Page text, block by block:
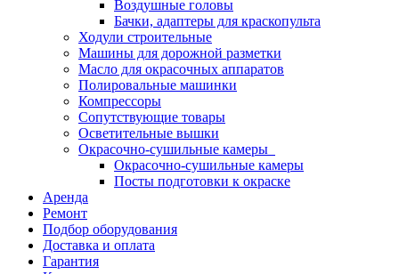
Воздушные головы
Бачки, адаптеры для краскопульта
Ходули строительные
Машины для дорожной разметки
Масло для окрасочных аппаратов
Полировальные машинки
Компрессоры
Сопутствующие товары
Осветительные вышки
Окрасочно-сушильные камеры
Окрасочно-сушильные камеры
Посты подготовки к окраске
Аренда
Ремонт
Подбор оборудования
Доставка и оплата
Гарантия